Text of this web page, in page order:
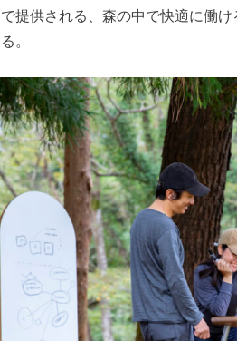
提供される、森の中で快適に働
。